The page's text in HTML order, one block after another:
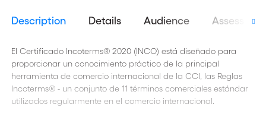
Description Details Audience
El Certificado Incoterms® 2020 (INCO) está diseñado para
proporcionar un conocimiento práctico de la principal
herramienta de comercio internacional de la CCI, las Reglas
Incoterms® - un conjunto de 11 términos comerciales estándar
utilizados regularmente en el comercio internacional.